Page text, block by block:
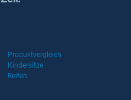
Produktvergleich
Kindersitze
Reifen